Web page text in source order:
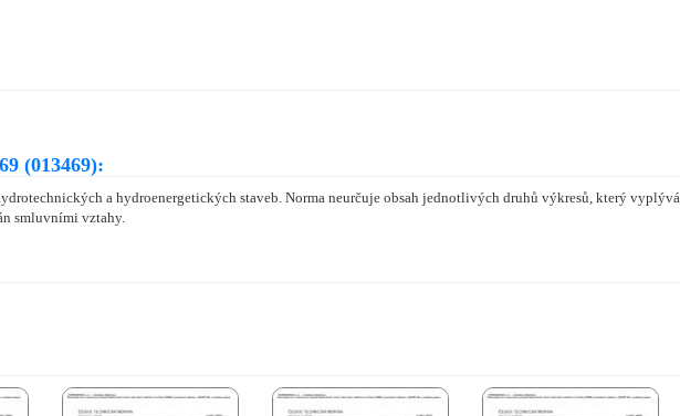
(013469):
a hydroenergetických staveb. Norma neurčuje obsah jednotlivých druhů výkresů, který
smluvními vztahy.